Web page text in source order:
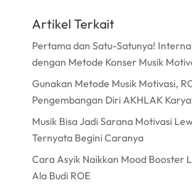
Artikel Terkait
Pertama dan Satu-Satunya!
dengan Metode Konser Musik
Gunakan Metode Musik Motivasi,
Pengembangan Diri AKHLAK
Musik Bisa Jadi Sarana Motivasi
Ternyata Begini Caranya
Cara Asyik Naikkan Mood Booster
Ala Budi ROE